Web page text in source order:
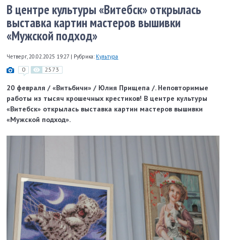
В центре культуры «Витебск» открылась
выставка картин мастеров вышивки
«Мужской подход»
Четверг, 20.02.2025 19:27 | Рубрика: Культура
0 2573
20 февраля / «Витьбичи» / Юлия Прищепа /. Неповторимые
работы из тысяч крошечных крестиков! В центре культуры
«Витебск» открылась выставка картин мастеров вышивки
«Мужской подход».